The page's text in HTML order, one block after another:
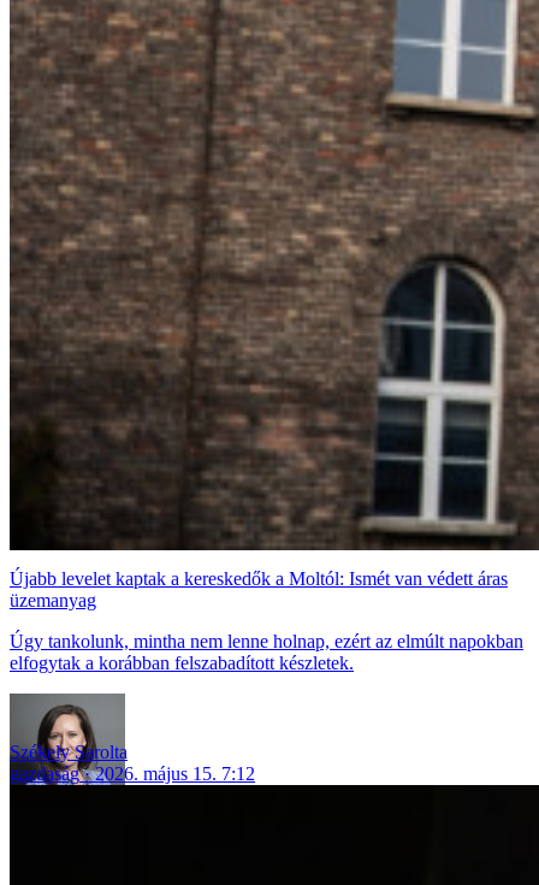
Újabb levelet kaptak a kereskedők a Moltól: Ismét van védett áras
üzemanyag
Úgy tankolunk, mintha nem lenne holnap, ezért az elmúlt napokban
elfogytak a korábban felszabadított készletek.
Székely Sarolta
gazdaság
2026. május 15. 7:12